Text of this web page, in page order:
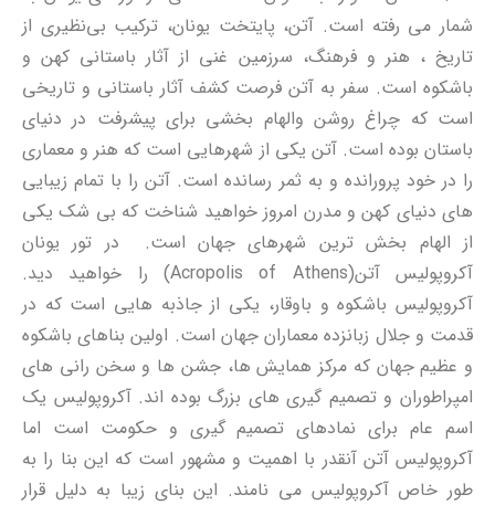
شمار می رفته است. آتن، پایتخت یونان، ترکیب بی‌نظیری از
تاریخ ، هنر و فرهنگ، سرزمین غنی از آثار باستانی کهن و
باشکوه است. سفر به آتن فرصت کشف آثار باستانی و تاریخی
است که چراغ روشن والهام بخشی برای پیشرفت در دنیای
باستان بوده است. آتن یکی از شهرهایی است که هنر و معماری
را در خود پرورانده و به ثمر رسانده است. آتن را با تمام زیبایی
های دنیای کهن و مدرن امروز خواهید شناخت که بی شک یکی
از الهام بخش ترین شهرهای جهان است. در تور یونان
آکروپولیس آتن(Acropolis of Athens) را خواهید دید.
آکروپولیس باشکوه و باوقار، یکی از جاذبه هایی است که در
قدمت و جلال زبانزده معماران جهان است. اولین بناهای باشکوه
و عظیم جهان که مرکز همایش ها، جشن ها و سخن رانی های
امپراطوران و تصمیم گیری های بزرگ بوده اند. آکروپولیس یک
اسم عام برای نمادهای تصمیم گیری و حکومت است اما
آکروپولیس آتن آنقدر با اهمیت و مشهور است که این بنا را به
طور خاص آکروپولیس می نامند. این بنای زیبا به دلیل قرار